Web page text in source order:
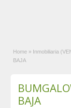
Home » Inmobiliaria
BAJA
BAJA